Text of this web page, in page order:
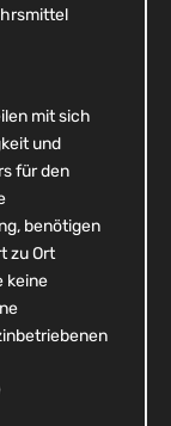
mit sich
und
für den
benötigen
zu Ort
keine